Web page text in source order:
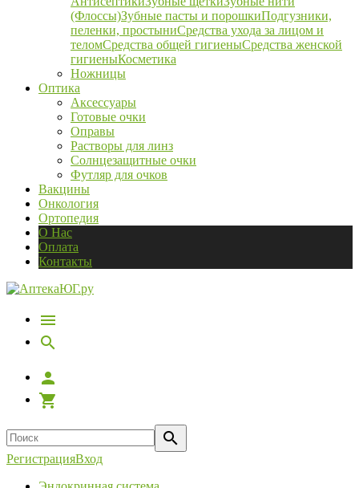
(Флоссы)Зубные пасты и порошкиПодгузники,
пеленки, простыниСредства ухода за лицом и
теломСредства общей гигиеныСредства женской
гигиеныКосметика
Ножницы
Оптика
Аксессуары
Готовые очки
Оправы
Растворы для линз
Солнцезащитные очки
Футляр для очков
Вакцины
Онкология
Ортопедия
О Нас
Оплата
Контакты
РегистрацияВход